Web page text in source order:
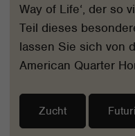
Way of Life‘, der so
Teil dieses
lassen Sie sich von
American Quarter
Zucht